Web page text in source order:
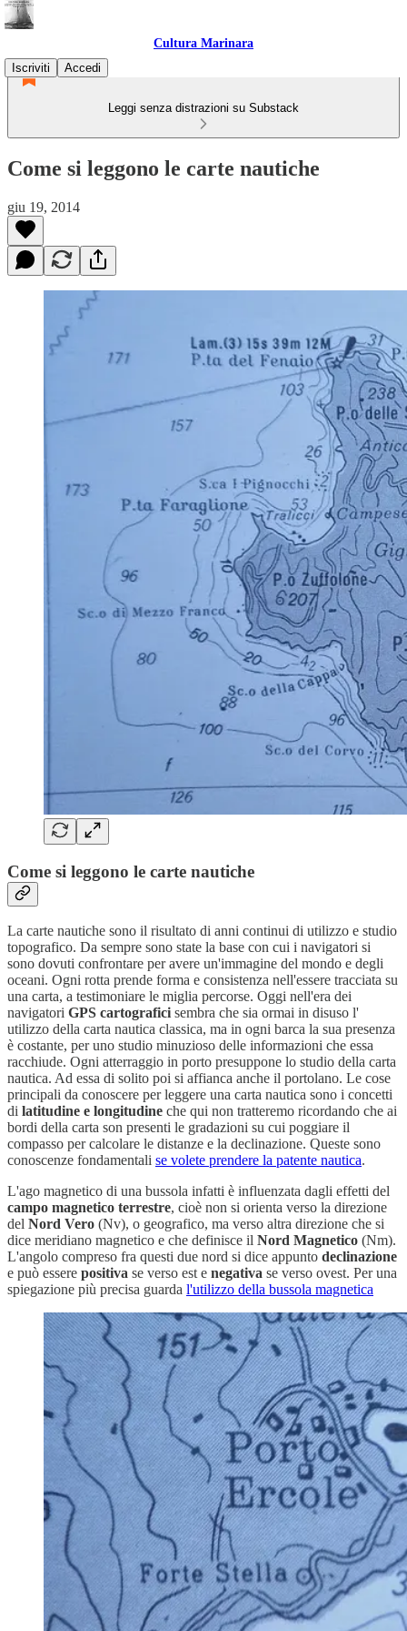
Cultura Marinara
Iscriviti
Accedi
Leggi senza distrazioni su Substack
Come si leggono le carte nautiche
giu 19, 2014
Come si leggono le carte nautiche
La carte nautiche sono il risultato di anni continui di utilizzo e studio
topografico. Da sempre sono state la base con cui i navigatori si
sono dovuti confrontare per avere un'immagine del mondo e degli
oceani. Ogni rotta prende forma e consistenza nell'essere tracciata su
una carta, a testimoniare le miglia percorse. Oggi nell'era dei
navigatori GPS cartografici sembra che sia ormai in disuso l'
utilizzo della carta nautica classica, ma in ogni barca la sua presenza
è costante, per uno studio minuzioso delle informazioni che essa
racchiude. Ogni atterraggio in porto presuppone lo studio della carta
nautica. Ad essa di solito poi si affianca anche il portolano. Le cose
principali da conoscere per leggere una carta nautica sono i concetti
di latitudine e longitudine che qui non tratteremo ricordando che ai
bordi della carta son presenti le gradazioni su cui poggiare il
compasso per calcolare le distanze e la declinazione. Queste sono
conoscenze fondamentali se volete prendere la patente nautica.
L'ago magnetico di una bussola infatti è influenzata dagli effetti del
campo magnetico terrestre, cioè non si orienta verso la direzione
del Nord Vero (Nv), o geografico, ma verso altra direzione che si
dice meridiano magnetico e che definisce il Nord Magnetico (Nm).
L'angolo compreso fra questi due nord si dice appunto declinazione
e può essere positiva se verso est e negativa se verso ovest. Per una
spiegazione più precisa guarda l'utilizzo della bussola magnetica